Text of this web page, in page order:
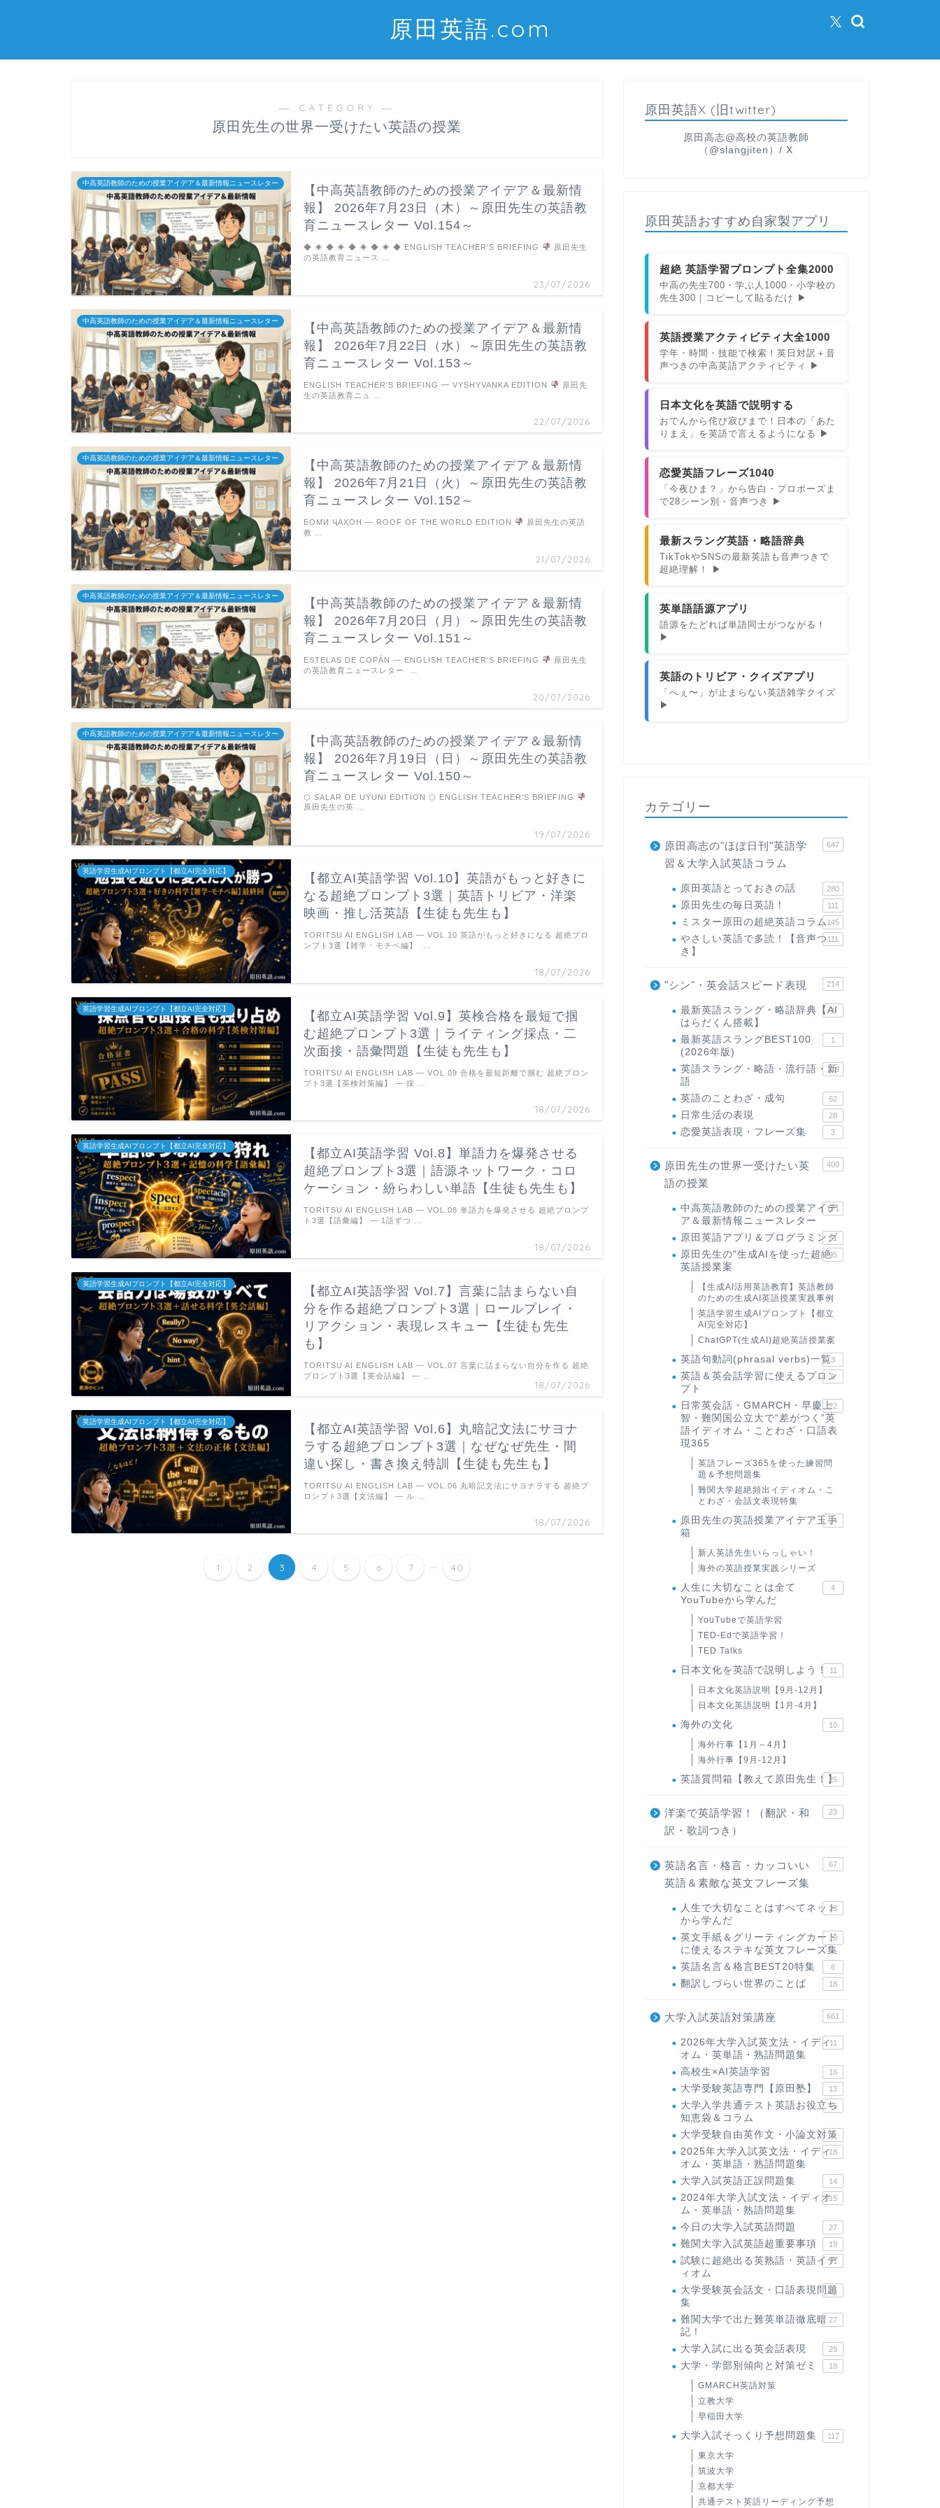
原田英語.com
― CATEGORY ―
原田先生の世界一受けたい英語の授業
中高英語教師のための授業アイデア＆最新情報ニュースレター
【中高英語教師のための授業アイデア＆最新情
報】 2026年7月23日（木）～原田先生の英語教
育ニュースレター Vol.154～
23/07/2026
◆ ◈ ◆ ◈ ◆ ◈ ◆ ◈ ◆ ENGLISH TEACHER'S BRIEFING
原田先生
の英語教育ニュース …
中高英語教師のための授業アイデア＆最新情報ニュースレター
【中高英語教師のための授業アイデア＆最新情
報】 2026年7月22日（水）～原田先生の英語教
育ニュースレター Vol.153～
22/07/2026
ENGLISH TEACHER'S BRIEFING ━ VYSHYVANKA EDITION
原田先
生の英語教育ニュ …
中高英語教師のための授業アイデア＆最新情報ニュースレター
【中高英語教師のための授業アイデア＆最新情
報】 2026年7月21日（火）～原田先生の英語教
育ニュースレター Vol.152～
21/07/2026
БОМИ ҶАҲОН — ROOF OF THE WORLD EDITION
原田先生の英語
教 …
中高英語教師のための授業アイデア＆最新情報ニュースレター
【中高英語教師のための授業アイデア＆最新情
報】 2026年7月20日（月）～原田先生の英語教
育ニュースレター Vol.151～
20/07/2026
ESTELAS DE COPÁN — ENGLISH TEACHER'S BRIEFING
原田先生
の英語教育ニュースレター …
中高英語教師のための授業アイデア＆最新情報ニュースレター
【中高英語教師のための授業アイデア＆最新情
報】 2026年7月19日（日）～原田先生の英語教
育ニュースレター Vol.150～
19/07/2026
⬡ SALAR DE UYUNI EDITION ⬡ ENGLISH TEACHER'S BRIEFING
原田先生の英 …
英語学習生成AIプロンプト【都立AI完全対応】
【都立AI英語学習 Vol.10】英語がもっと好きに
なる超絶プロンプト3選｜英語トリビア・洋楽
映画・推し活英語【生徒も先生も】
18/07/2026
TORITSU AI ENGLISH LAB — VOL.10 英語がもっと好きになる 超絶プロ
ンプト3選【雑学・モチベ編】 …
英語学習生成AIプロンプト【都立AI完全対応】
【都立AI英語学習 Vol.9】英検合格を最短で掴
む超絶プロンプト3選｜ライティング採点・二
次面接・語彙問題【生徒も先生も】
18/07/2026
TORITSU AI ENGLISH LAB — VOL.09 合格を最短距離で掴む 超絶プロン
プト3選【英検対策編】 ― 採 …
英語学習生成AIプロンプト【都立AI完全対応】
【都立AI英語学習 Vol.8】単語力を爆発させる
超絶プロンプト3選｜語源ネットワーク・コロ
ケーション・紛らわしい単語【生徒も先生も】
18/07/2026
TORITSU AI ENGLISH LAB — VOL.08 単語力を爆発させる 超絶プロンプ
ト3選【語彙編】 ― 1語ずつ …
英語学習生成AIプロンプト【都立AI完全対応】
【都立AI英語学習 Vol.7】言葉に詰まらない自
分を作る超絶プロンプト3選｜ロールプレイ・
リアクション・表現レスキュー【生徒も先生
も】
18/07/2026
TORITSU AI ENGLISH LAB — VOL.07 言葉に詰まらない自分を作る 超絶
プロンプト3選【英会話編】 ― …
英語学習生成AIプロンプト【都立AI完全対応】
【都立AI英語学習 Vol.6】丸暗記文法にサヨナ
ラする超絶プロンプト3選｜なぜなぜ先生・間
違い探し・書き換え特訓【生徒も先生も】
18/07/2026
TORITSU AI ENGLISH LAB — VOL.06 丸暗記文法にサヨナラする 超絶プ
ロンプト3選【文法編】 ― ル …
1 2 3 4 5 6 7 ... 40
原田英語X (旧twitter)
原田高志@高校の英語教師
（@slangjiten）/ X
原田英語おすすめ自家製アプリ
超絶 英語学習プロンプト全集2000
中高の先生700・学ぶ人1000・小学校の
先生300｜コピーして貼るだけ ▶
英語授業アクティビティ大全1000
学年・時間・技能で検索！英日対訳＋音
声つきの中高英語アクティビティ ▶
日本文化を英語で説明する
おでんから侘び寂びまで！日本の「あた
りまえ」を英語で言えるようになる ▶
恋愛英語フレーズ1040
「今夜ひま？」から告白・プロポーズま
で28シーン別・音声つき ▶
最新スラング英語・略語辞典
TikTokやSNSの最新英語も音声つきで
超絶理解！ ▶
英単語語源アプリ
語源をたどれば単語同士がつながる！
▶
英語のトリビア・クイズアプリ
「へぇ〜」が止まらない英語雑学クイズ
▶
カテゴリー
原田高志の"ほぼ日刊"英語学
習＆大学入試英語コラム
647
原田英語とっておきの話 280
原田先生の毎日英語！ 111
ミスター原田の超絶英語コラム145
やさしい英語で多読！【音声つ
き】
111
"シン"・英会話スピード表現 214
最新英語スラング・略語辞典【AI
はらだくん搭載】
1
最新英語スラングBEST100
(2026年版)
1
英語スラング・略語・流行語・新
語
119
英語のことわざ・成句 62
日常生活の表現 28
恋愛英語表現・フレーズ集 3
原田先生の世界一受けたい英
語の授業
400
中高英語教師のための授業アイデ
ア＆最新情報ニュースレター
171
原田英語アプリ＆プログラミング
31
原田先生の"生成AIを使った超絶
英語授業案
95
【生成AI活用英語教育】英語教師
のための生成AI英語授業実践事例
英語学習生成AIプロンプト【都立
AI完全対応】
ChatGPT(生成AI)超絶英語授業案
英語句動詞(phrasal verbs)一覧3
英語＆英会話学習に使えるプロン
プト
6
日常英会話・GMARCH・早慶上
智・難関国公立大で“差がつく”英
語イディオム・ことわざ・口語表
現365
22
英語フレーズ365を使った練習問
題＆予想問題集
難関大学超絶頻出イディオム・こ
とわざ・会話文表現特集
原田先生の英語授業アイデア玉手
箱
24
新人英語先生いらっしゃい！
海外の英語授業実践シリーズ
人生に大切なことは全て
YouTubeから学んだ
4
YouTubeで英語学習
TED-Edで英語学習！
TED Talks
日本文化を英語で説明しよう！ 11
日本文化英語説明【9月-12月】
日本文化英語説明【1月-4月】
海外の文化 10
海外行事【1月～4月】
海外行事【9月-12月】
英語質問箱【教えて原田先生！】
25
洋楽で英語学習！（翻訳・和
訳・歌詞つき）
23
英語名言・格言・カッコいい
英語＆素敵な英文フレーズ集
67
人生で大切なことはすべてネット
から学んだ
23
英文手紙＆グリーティングカード
に使えるステキな英文フレーズ集
19
英語名言＆格言BEST20特集 6
翻訳しづらい世界のことば 18
大学入試英語対策講座 661
2026年大学入試英文法・イディ
オム・英単語・熟語問題集
11
高校生×AI英語学習 16
大学受験英語専門【原田塾】 13
大学入学共通テスト英語お役立ち
知恵袋＆コラム
45
大学受験自由英作文・小論文対策
8
2025年大学入試英文法・イディ
オム・英単語・熟語問題集
18
大学入試英語正誤問題集 14
2024年大学入試文法・イディオ
ム・英単語・熟語問題集
15
今日の大学入試英語問題 27
難関大学入試英語超重要事項 19
試験に超絶出る英熟語・英語イデ
ィオム
71
大学受験英会話文・口語表現問題
集
35
難関大学で出た難英単語徹底暗
記！
27
大学入試に出る英会話表現 29
大学・学部別傾向と対策ゼミ 18
GMARCH英語対策
立教大学
早稲田大学
大学入試そっくり予想問題集 117
東京大学
筑波大学
京都大学
共通テスト英語リーディング予想